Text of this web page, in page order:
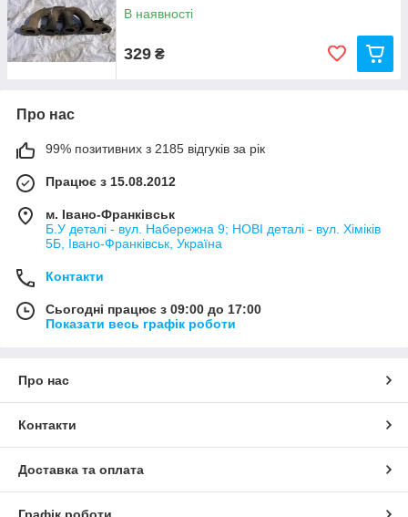
В наявності
329 ₴
Про нас
99% позитивних з 2185 відгуків за рік
Працює з 15.08.2012
м. Івано-Франківськ
Б.У деталі - вул. Набережна 9; НОВІ деталі - вул. Хіміків
5Б, Івано-Франківськ, Україна
Контакти
Сьогодні працює з 09:00 до 17:00
Показати весь графік роботи
Про нас
Контакти
Доставка та оплата